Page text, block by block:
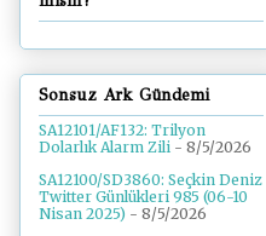
Sonsuz Ark Gündemi
SA12101/AF132: Trilyon
Dolarlık Alarm Zili - 8/5/2026
SA12100/SD3860: Seçkin Deniz
Twitter Günlükleri 985 (06-10
Nisan 2025) - 8/5/2026